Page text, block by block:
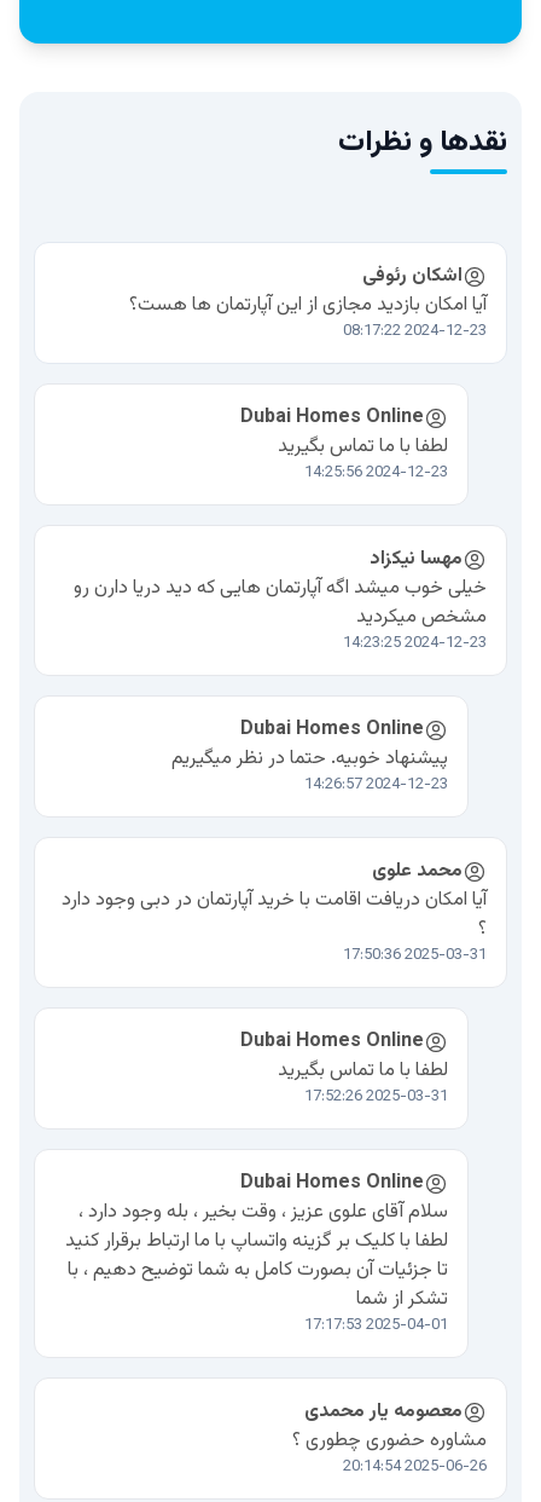
نقدها و نظرات
اشکان رئوفی
آیا امکان بازدید مجازی از این آپارتمان‌ ها هست؟
2024-12-23 08:17:22
Dubai Homes Online
لطفا با ما تماس بگیرید
2024-12-23 14:25:56
مهسا نیکزاد
خیلی خوب میشد اگه آپارتمان هایی که دید دریا دارن رو
مشخص میکردید
2024-12-23 14:23:25
Dubai Homes Online
پیشنهاد خوبیه. حتما در نظر میگیریم
2024-12-23 14:26:57
محمد علوی
آیا امکان دریافت اقامت با خرید آپارتمان در دبی وجود دارد
؟
2025-03-31 17:50:36
Dubai Homes Online
لطفا با ما تماس بگیرید
2025-03-31 17:52:26
Dubai Homes Online
سلام آقای علوی عزیز ، وقت بخیر ، بله وجود دارد ،
لطفا با کلیک بر گزینه واتساپ با ما ارتباط برقرار کنید
تا جزئیات آن بصورت کامل به شما توضیح دهیم ، با
تشکر از شما
2025-04-01 17:17:53
معصومه یار محمدی
مشاوره حضوری چطوری ؟
2025-06-26 20:14:54